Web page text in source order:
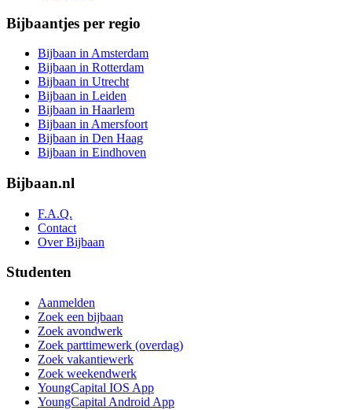
Bijbaantjes per regio
Bijbaan in Amsterdam
Bijbaan in Rotterdam
Bijbaan in Utrecht
Bijbaan in Leiden
Bijbaan in Haarlem
Bijbaan in Amersfoort
Bijbaan in Den Haag
Bijbaan in Eindhoven
Bijbaan.nl
F.A.Q.
Contact
Over Bijbaan
Studenten
Aanmelden
Zoek een bijbaan
Zoek avondwerk
Zoek parttimewerk (overdag)
Zoek vakantiewerk
Zoek weekendwerk
YoungCapital IOS App
YoungCapital Android App